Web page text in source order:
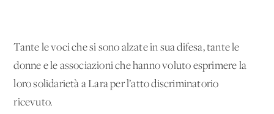
Tante le voci che si sono alzate in sua difesa, tante le
donne e le associazioni che hanno voluto esprimere la
loro solidarietà a Lara per l’atto discriminatorio
ricevuto.